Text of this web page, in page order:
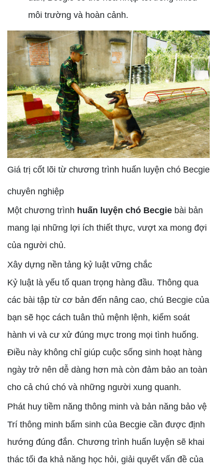
môi trường và hoàn cảnh.
Giá trị cốt lõi từ chương trình huấn luyện chó Becgie
chuyên nghiệp
Một chương trình huấn luyện chó Becgie bài bản
mang lại những lợi ích thiết thực, vượt xa mong đợi
của người chủ.
Xây dựng nền tảng kỷ luật vững chắc
Kỷ luật là yếu tố quan trọng hàng đầu. Thông qua
các bài tập từ cơ bản đến nâng cao, chú Becgie của
bạn sẽ học cách tuân thủ mệnh lệnh, kiểm soát
hành vi và cư xử đúng mực trong mọi tình huống.
Điều này không chỉ giúp cuộc sống sinh hoạt hàng
ngày trở nên dễ dàng hơn mà còn đảm bảo an toàn
cho cả chú chó và những người xung quanh.
Phát huy tiềm năng thông minh và bản năng bảo vệ
Trí thông minh bẩm sinh của Becgie cần được định
hướng đúng đắn. Chương trình huấn luyện sẽ khai
thác tối đa khả năng học hỏi, giải quyết vấn đề của